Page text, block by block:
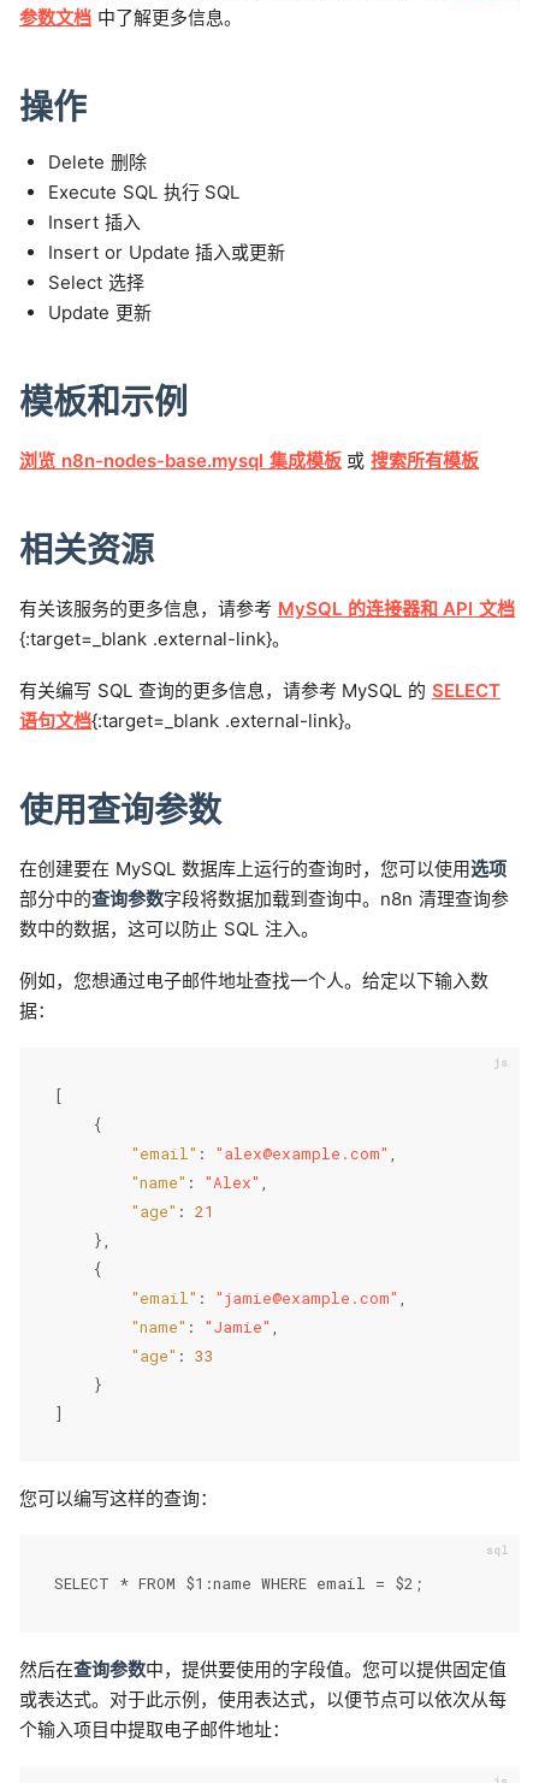
参数文档 中了解更多信息。
操作
Delete 删除
Execute SQL 执行 SQL
Insert 插入
Insert or Update 插入或更新
Select 选择
Update 更新
模板和示例
浏览 n8n-nodes-base.mysql 集成模板或搜索所有模板
相关资源
有关该服务的更多信息，请参考 MySQL 的连接器和 API 文档
{:target=_blank .external-link}。
有关编写 SQL 查询的更多信息，请参考 MySQL 的 SELECT
语句文档{:target=_blank .external-link}。
使用查询参数
在创建要在 MySQL 数据库上运行的查询时，您可以使用选项
部分中的查询参数字段将数据加载到查询中。n8n 清理查询参
数中的数据，这可以防止 SQL 注入。
例如，您想通过电子邮件地址查找一个人。给定以下输入数
据：
[
{
"email" : "alex@example.com"
"name" : "Alex"
"age" :
21
}
{
"email" : "jamie@example.com"
"name" : "Jamie"
"age" :
33
}
]
您可以编写这样的查询：
SELECT * FROM $1:name WHERE email = $2;
然后在查询参数中，提供要使用的字段值。您可以提供固定值
或表达式。对于此示例，使用表达式，以便节点可以依次从每
个输入项目中提取电子邮件地址：